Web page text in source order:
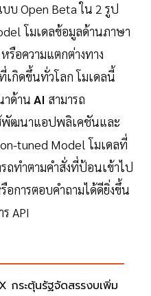
บ Open Beta ใน 2 รูป
โมเดลข้อมูลด้านภาษา
อความแตกต่างทาง
เกิดขึ้นทั่วโลก โมเดลนี้
ด้าน AI สามารถ
พัฒนาแอปพลิเคชันและ
tuned Model โมเดลที่
ถทำตามคำสั่งที่ป้อนเข้าไป
อการตอบคำถามได้ดียิ่งขึ้น
API
กระตุ้นรัฐจัดสรรงบเพิ่ม